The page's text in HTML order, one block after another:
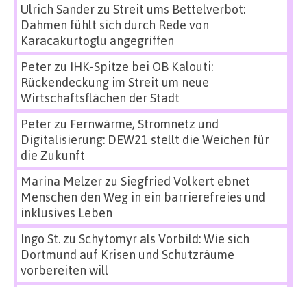
Ulrich Sanderzu Streit ums Bettelverbot:
Dahmen fühlt sich durch Rede von
Karacakurtoglu angegriffen
Peterzu IHK-Spitze bei OB Kalouti:
Rückendeckung im Streit um neue
Wirtschaftsflächen der Stadt
Peterzu Fernwärme, Stromnetz und
Digitalisierung: DEW21 stellt die Weichen für
die Zukunft
Marina Melzerzu Siegfried Volkert ebnet
Menschen den Weg in ein barrierefreies und
inklusives Leben
Ingo St.zu Schytomyr als Vorbild: Wie sich
Dortmund auf Krisen und Schutzräume
vorbereiten will